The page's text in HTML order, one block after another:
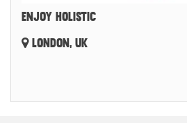
ENJOY HOLISTIC
LONDON, UK